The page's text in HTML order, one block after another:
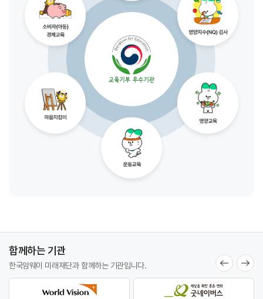
함께하는 기관
한국암웨이 미래재단과함께하는 기관입니다.